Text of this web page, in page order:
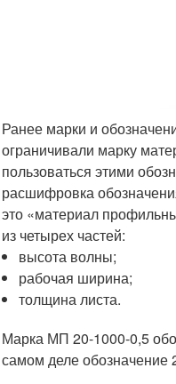
Ранее марки и
ограничивали марку
пользоваться этими
расшифровка
это «материал
из четырех частей:
высота волны;
рабочая ширина;
толщина листа.
Марка МП 20-1000-0,5
самом деле обозначение